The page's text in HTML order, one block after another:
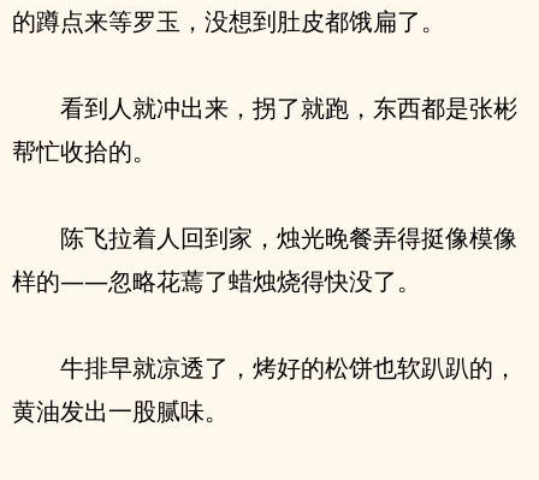
的蹲点来等罗玉，没想到肚皮都饿扁了。
看到人就冲出来，拐了就跑，东西都是张彬
帮忙收拾的。
陈飞拉着人回到家，烛光晚餐弄得挺像模像
样的——忽略花蔫了蜡烛烧得快没了。
牛排早就凉透了，烤好的松饼也软趴趴的，
黄油发出一股腻味。